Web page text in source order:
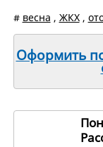
# весна , ЖКХ,
Оформить